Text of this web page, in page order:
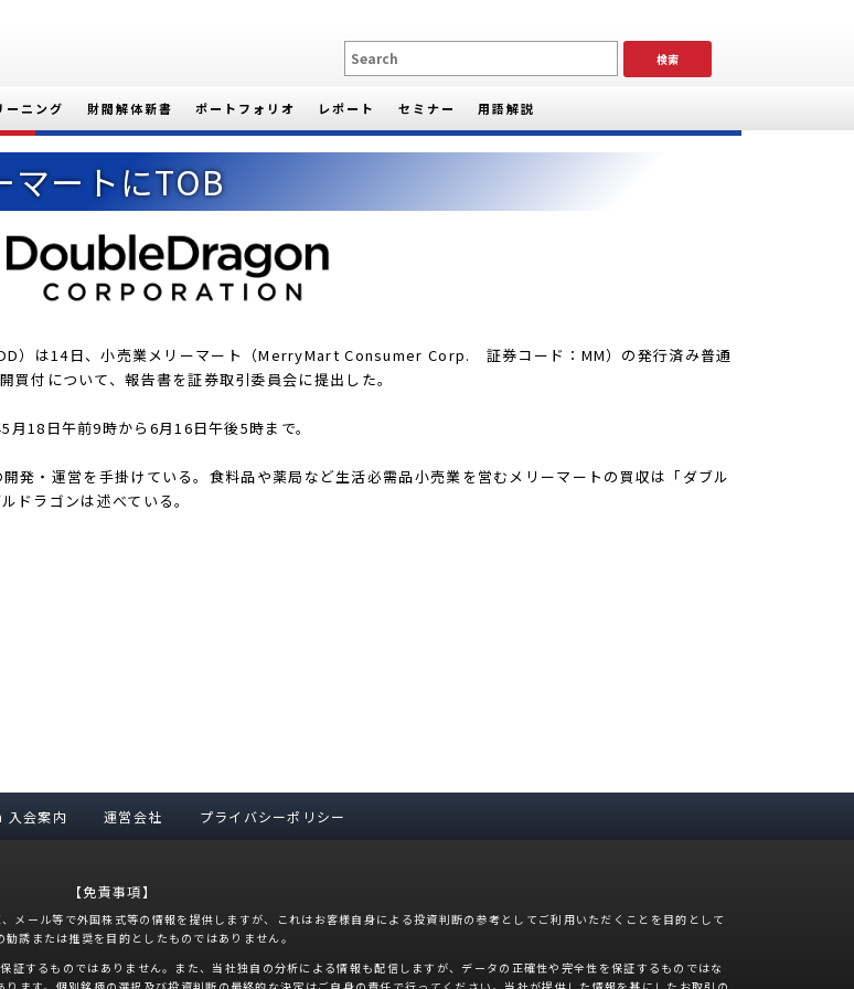
ーニング 財閥解体新書 ポートフォリオ レポート セミナー 用語解説
マートにTOB
は14日、小売業メリーマート（MerryMart Consumer Corp. 証券コード：MM）の発行済み普通
付について、報告書を証券取引委員会に提出した。
18日午前9時から6月16日午後5時まで。
発・運営を手掛けている。食料品や薬局など生活必需品小売業を営むメリーマートの買収は「ダブル
ドラゴンは述べている。
入会案内 運営会社 プライバシーポリシー
【免責事項】
ール等で外国株式等の情報を提供しますが、これはお客様自身による投資判断の参考としてご利用いただくことを目的として
勧誘または推奨を目的としたものではありません。
するものではありません。また、当社独自の分析による情報も配信しますが、データの正確性や完全性を保証するものではな